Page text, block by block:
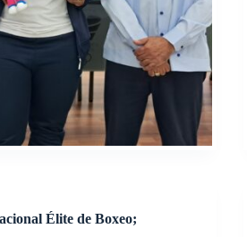
Élite de Boxeo;